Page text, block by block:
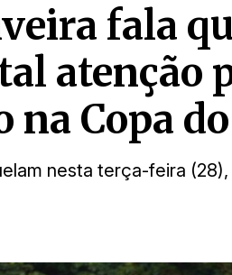
fala
atenção
na Copa
nesta terça-feira